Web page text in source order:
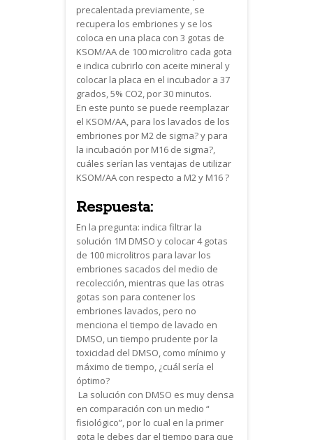
precalentada previamente, se
recupera los embriones y se los
coloca en una placa con 3 gotas de
KSOM/AA de 100 microlitro cada gota
e indica cubrirlo con aceite mineral y
colocar la placa en el incubador a 37
grados, 5% CO2, por 30 minutos.
En este punto se puede reemplazar
el KSOM/AA, para los lavados de los
embriones por M2 de sigma? y para
la incubación por M16 de sigma?,
cuáles serían las ventajas de utilizar
KSOM/AA con respecto a M2 y M16 ?
Respuesta:
En la pregunta: indica filtrar la
solución 1M DMSO y colocar 4 gotas
de 100 microlitros para lavar los
embriones sacados del medio de
recolección, mientras que las otras
gotas son para contener los
embriones lavados, pero no
menciona el tiempo de lavado en
DMSO, un tiempo prudente por la
toxicidad del DMSO, como mínimo y
máximo de tiempo, ¿cuál sería el
óptimo?
La solución con DMSO es muy densa
en comparación con un medio “
fisiológico”, por lo cual en la primer
gota le debes dar el tiempo para que